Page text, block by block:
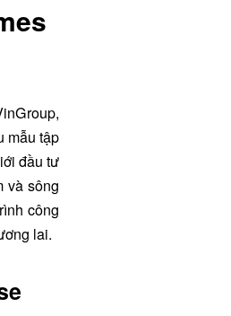
mẫu tập
đầu tư
và sông
công
lai.